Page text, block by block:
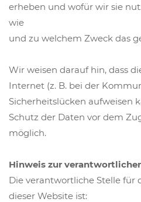
erheben und wofür wir sie
wie
und zu welchem Zweck das
Wir weisen darauf hin, dass
Internet (z. B. bei der
Sicherheitslücken aufweisen
Schutz der Daten vor dem
möglich.
Hinweis zur
Die verantwortliche Stelle für
dieser Website ist: